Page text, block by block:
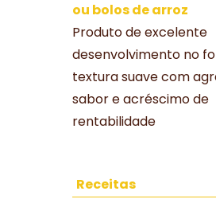
ou bolos de arroz
Produto de excelente
desenvolvimento no
textura suave com
sabor e acréscimo de
rentabilidade
Receitas